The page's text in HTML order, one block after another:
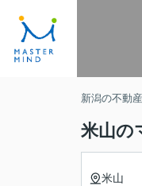
新潟の不動
米山の
米山